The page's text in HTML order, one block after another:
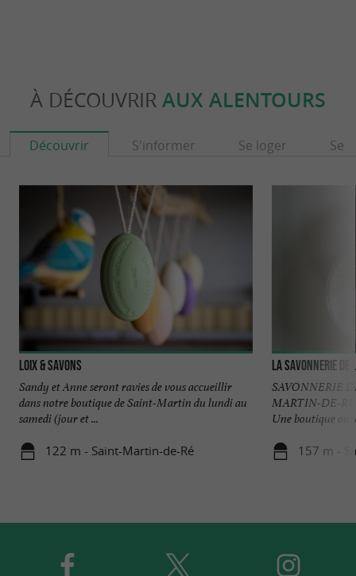
À DÉCOUVRIR AUX ALENTOURS
Découvrir S'informer Se loger Se
Loix & Savons
Sandy et Anne seront ravies de vous accueillir
dans notre boutique de Saint-Martin du lundi au
samedi (jour et ...
122 m - Saint-Martin-de-Ré
La Savonnerie de
SAVONNERIE
MARTIN-DE-
Une boutique
157 m -